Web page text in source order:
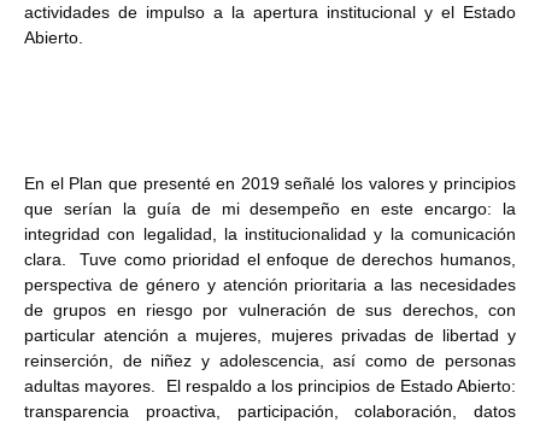
actividades de impulso a la apertura institucional y el Estado
Abierto.
En el Plan que presenté en 2019 señalé los valores y principios
que serían la guía de mi desempeño en este encargo: la
integridad con legalidad, la institucionalidad y la comunicación
clara. Tuve como prioridad el enfoque de derechos humanos,
perspectiva de género y atención prioritaria a las necesidades
de grupos en riesgo por vulneración de sus derechos, con
particular atención a mujeres, mujeres privadas de libertad y
reinserción, de niñez y adolescencia, así como de personas
adultas mayores. El respaldo a los principios de Estado Abierto:
transparencia proactiva, participación, colaboración, datos